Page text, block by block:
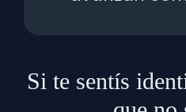
Si te sentís